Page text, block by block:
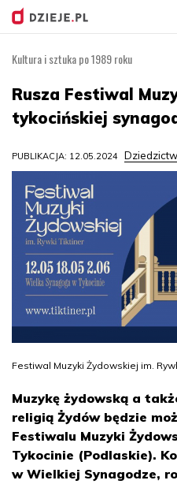
Kultura i sztuka po 1989 roku
Rusza Festiwal
tykocińskiej
PUBLIKACJA: 12.05.2024
Festiwal Muzyki Żydowskiej im.
Muzykę żydowską a
religią Żydów będzie
Festiwalu Muzyki
Tykocinie (Podlaskie).
w Wielkiej Synagodze,